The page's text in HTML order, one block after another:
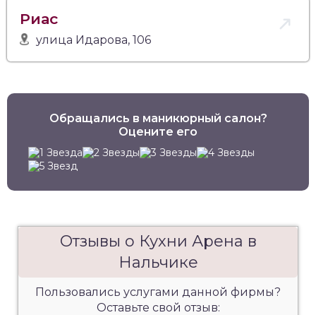
Риас
улица Идарова, 106
Обращались в маникюрный салон?
Оцените его
Отзывы о Кухни Арена в
Нальчике
Пользовались услугами данной фирмы?
Оставьте свой отзыв: